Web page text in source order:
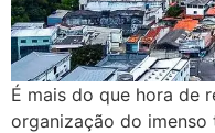
É mais do que hora de
organização do